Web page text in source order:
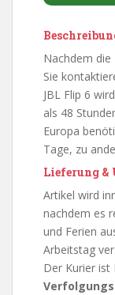
Nachdem
Sie
JBL Flip 6
als 48
Europa
Tage, zu
Lieferung &
Artikel wird
nachdem es
und Ferien
Arbeitstag
Der Kurier ist